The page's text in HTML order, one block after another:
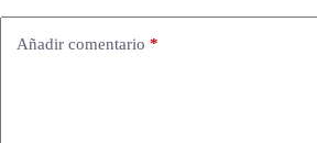
Añadir comentario *